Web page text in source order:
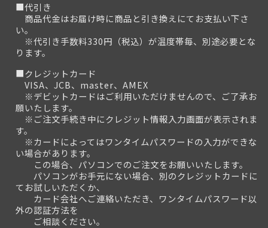
■代引き
商品代金はお届け時に商品と引き換えにてお支払い下さ
い。
※代引き手数料330円（税込）が温度帯毎、別途必要とな
ります。
■クレジットカード
VISA、JCB、master、AMEX
※デビットカードはご利用いただけませんので、ご了承お
願いたします。
※ご注文手続き中にクレジット情報入力画面が表示されま
す。
※カードによってはワンタイムパスワードの入力ができな
い場合があります。
この場合、パソコンでのご注文をお願いいたします。
パソコンがお手元にない場合、別のクレジットカードに
てお試しいただくか、
カード会社へご連絡いただき、ワンタイムパスワード以
外の認証方法を
ご相談ください。